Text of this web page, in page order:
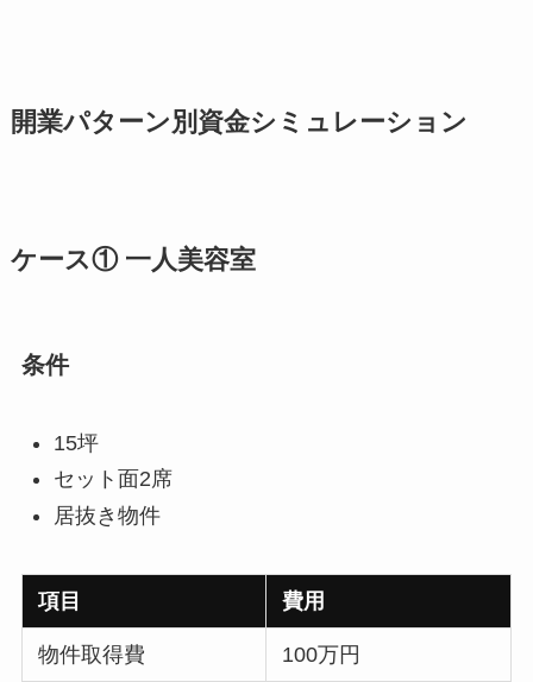
開業パターン別資金シミュレーション
ケース① 一人美容室
条件
15坪
セット面2席
居抜き物件
項目 費用
物件取得費 100万円